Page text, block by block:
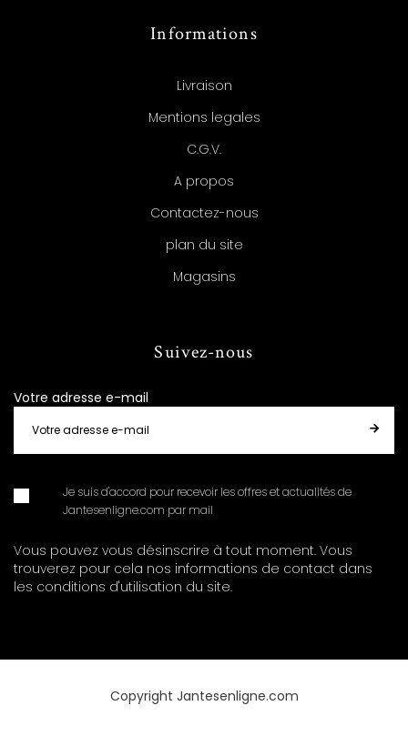
Informations
Livraison
Mentions legales
C.G.V.
A propos
Contactez-nous
plan du site
Magasins
Suivez-nous
Votre adresse e-mail
Je suis d'accord pour recevoir les offres et actualités de
Jantesenligne.com par mail
Vous pouvez vous désinscrire à tout moment. Vous
trouverez pour cela nos informations de contact dans
les conditions d'utilisation du site.
Copyright Jantesenligne.com